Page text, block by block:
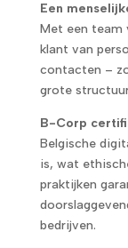
Een
Met een team
klant van
contacten –
grote
B-Corp
Belgische
is, wat
praktijken
bedrijven.